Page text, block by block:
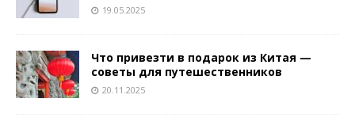
19.05.2025
Что привезти в подарок из Китая —
советы для путешественников
20.11.2025